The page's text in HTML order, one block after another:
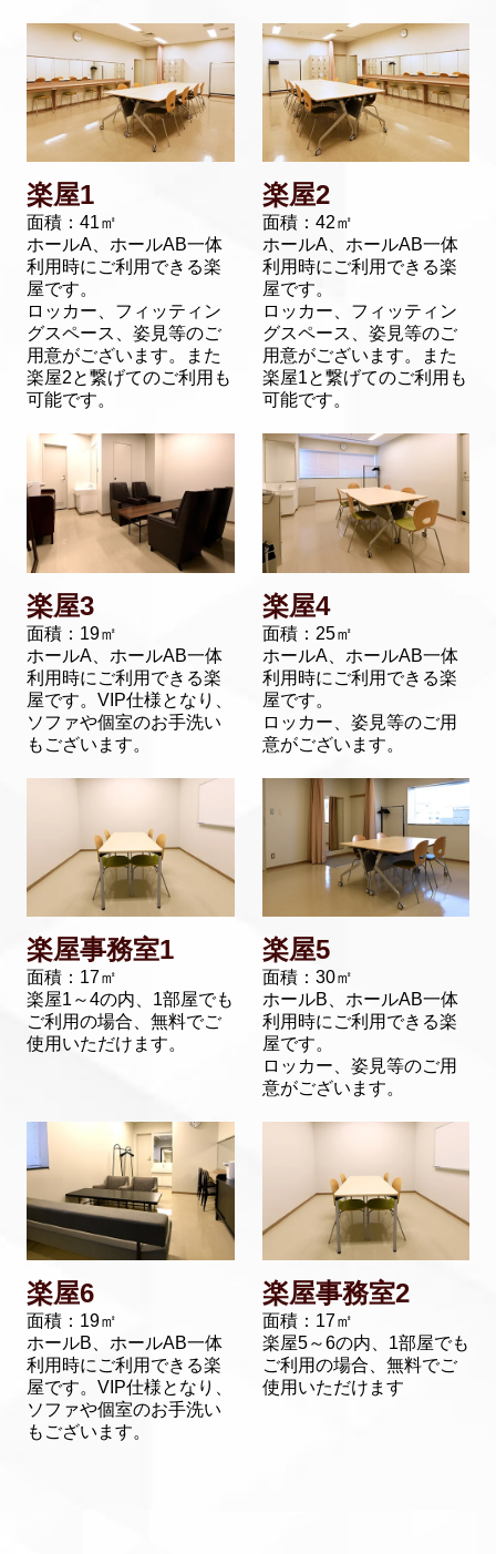
楽屋1
面積：41㎡
ホールA、ホールAB一体
利用時にご利用できる楽
屋です。
ロッカー、フィッティン
グスペース、姿見等のご
用意がございます。また
楽屋2と繋げてのご利用も
可能です。
楽屋2
面積：42㎡
ホールA、ホールAB一体
利用時にご利用できる楽
屋です。
ロッカー、フィッティン
グスペース、姿見等のご
用意がございます。また
楽屋1と繋げてのご利用も
可能です。
楽屋3
面積：19㎡
ホールA、ホールAB一体
利用時にご利用できる楽
屋です。VIP仕様となり、
ソファや個室のお手洗い
もございます。
楽屋4
面積：25㎡
ホールA、ホールAB一体
利用時にご利用できる楽
屋です。
ロッカー、姿見等のご用
意がございます。
楽屋事務室1
面積：17㎡
楽屋1～4の内、1部屋でも
ご利用の場合、無料でご
使用いただけます。
楽屋5
面積：30㎡
ホールB、ホールAB一体
利用時にご利用できる楽
屋です。
ロッカー、姿見等のご用
意がございます。
楽屋6
面積：19㎡
ホールB、ホールAB一体
利用時にご利用できる楽
屋です。VIP仕様となり、
ソファや個室のお手洗い
もございます。
楽屋事務室2
面積：17㎡
楽屋5～6の内、1部屋でも
ご利用の場合、無料でご
使用いただけます